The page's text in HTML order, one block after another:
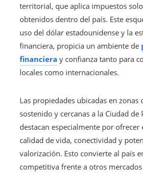
territorial, que aplica impuestos
obtenidos dentro del país. Este
uso del dólar estadounidense y la
financiera, propicia un ambiente de
financiera y confianza tanto para
locales como internacionales.
Las propiedades ubicadas en zonas
sostenido y cercanas a la Ciudad de
destacan especialmente por
calidad de vida, conectividad y
valorización. Esto convierte al país
competitiva frente a otros